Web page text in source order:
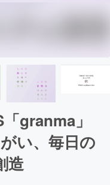
granma」
い、毎日の
造